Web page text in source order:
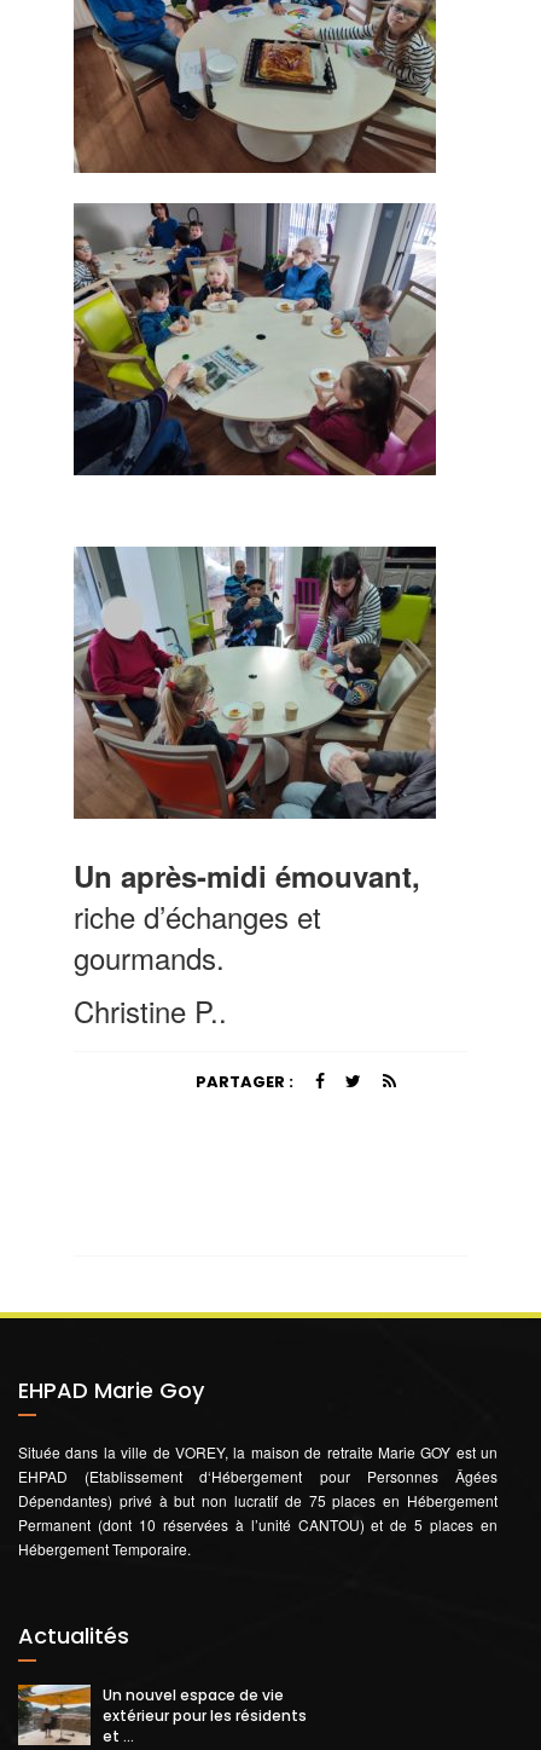
Un après-midi émouvant,
riche d’échanges et
gourmands.
Christine P..
PARTAGER :
EHPAD Marie Goy
Située dans la ville de VOREY, la maison de retraite Marie GOY est un
EHPAD (Etablissement d‘Hébergement pour Personnes Âgées
Dépendantes) privé à but non lucratif de 75 places en Hébergement
Permanent (dont 10 réservées à l’unité CANTOU) et de 5 places en
Hébergement Temporaire.
Actualités
Un nouvel espace de vie
extérieur pour les résidents
et ...